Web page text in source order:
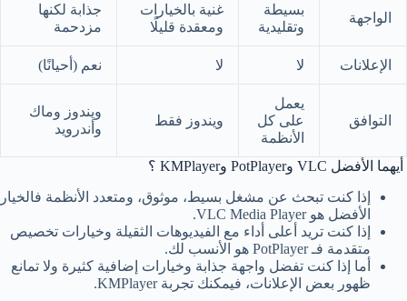
الواجهة
بسيطة
وتقليدية
غنية بالخيارات
ومعقدة قليلًا
جذابة لكنها
مزدحمة
الإعلانات لا لا نعم (أحيانًا)
التوافق
يعمل
على كل
الأنظمة
ويندوز فقط
ويندوز وماك
وأندرويد
أيهما الأفضل VLC وPotPlayer وKMPlayer ؟
إذا كنت تبحث عن مشغل بسيط، موثوق، ومتعدد الأنظمة فالخيار
الأفضل هو VLC Media Player.
إذا كنت تريد أعلى أداء مع الفيديوهات الثقيلة وخيارات تخصيص
متقدمة فـ PotPlayer هو الأنسب لك.
أما إذا كنت تفضل واجهة جذابة وخيارات إضافية كثيرة ولا تمانع
ظهور بعض الإعلانات، فيمكنك تجربة KMPlayer.